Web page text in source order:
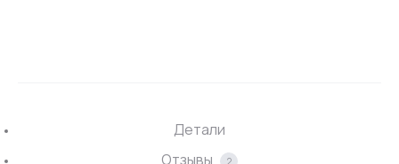
Детали
Отзывы
2